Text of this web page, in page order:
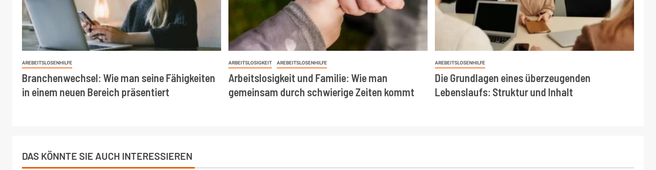
AREBEITSLOSENHILFE
Branchenwechsel: Wie man seine Fähigkeiten
in einem neuen Bereich präsentiert
ARBEITSLOSIGKEIT AREBEITSLOSENHILFE
Arbeitslosigkeit und Familie: Wie man
gemeinsam durch schwierige Zeiten kommt
AREBEITSLOSENHILFE
Die Grundlagen eines überzeugenden
Lebenslaufs: Struktur und Inhalt
DAS KÖNNTE SIE AUCH INTERESSIEREN